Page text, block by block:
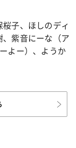
子、ほしのディ
紫音にーな（ア
よー）、ようか